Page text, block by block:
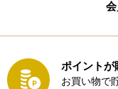
会
ポイントが
お買い物で